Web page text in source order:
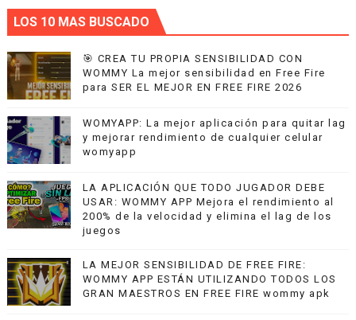
LOS 10 MAS BUSCADO
🎯 CREA TU PROPIA SENSIBILIDAD CON
WOMMY La mejor sensibilidad en Free Fire
para SER EL MEJOR EN FREE FIRE 2026
WOMYAPP: La mejor aplicación para quitar lag
y mejorar rendimiento de cualquier celular
womyapp
LA APLICACIÓN QUE TODO JUGADOR DEBE
USAR: WOMMY APP Mejora el rendimiento al
200% de la velocidad y elimina el lag de los
juegos
LA MEJOR SENSIBILIDAD DE FREE FIRE:
WOMMY APP ESTÁN UTILIZANDO TODOS LOS
GRAN MAESTROS EN FREE FIRE wommy apk